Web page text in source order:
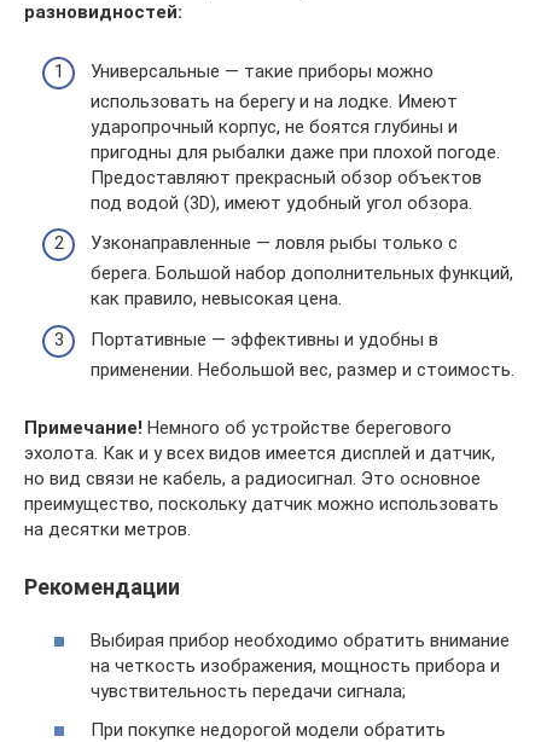
разновидностей:
Универсальные — такие приборы можно
использовать на берегу и на лодке. Имеют
ударопрочный корпус, не боятся глубины и
пригодны для рыбалки даже при плохой погоде.
Предоставляют прекрасный обзор объектов
под водой (3D), имеют удобный угол обзора.
Узконаправленные — ловля рыбы только с
берега. Большой набор дополнительных функций,
как правило, невысокая цена.
Портативные — эффективны и удобны в
применении. Небольшой вес, размер и стоимость.
Примечание! Немного об устройстве берегового
эхолота. Как и у всех видов имеется дисплей и датчик,
но вид связи не кабель, а радиосигнал. Это основное
преимущество, поскольку датчик можно использовать
на десятки метров.
Рекомендации
Выбирая прибор необходимо обратить внимание
на четкость изображения, мощность прибора и
чувствительность передачи сигнала;
При покупке недорогой модели обратить